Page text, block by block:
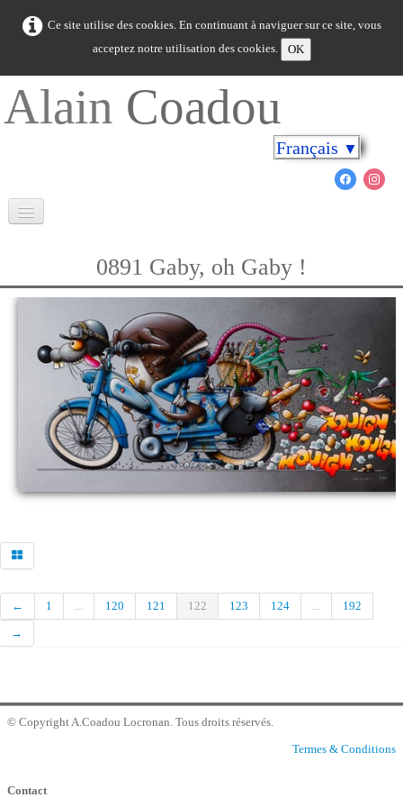
Ce site utilise des cookies. En continuant à naviguer sur ce site, vous
acceptez notre utilisation des cookies.
OK
Alain Coadou
Français ▼
La Bretagne en couleurs
Cap sur les rivages
Le monde marin
Commander
Contact galerie
0891 Gaby, oh Gaby !
← 1 ... 120 121 122 123 124 ...
192
→
© Copyright A.Coadou Locronan. Tous droits réservés.
Termes & Conditions
Contact